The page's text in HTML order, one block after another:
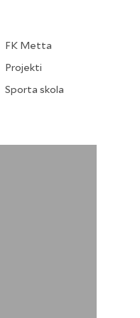
FK Metta
Projekti
Sporta skola